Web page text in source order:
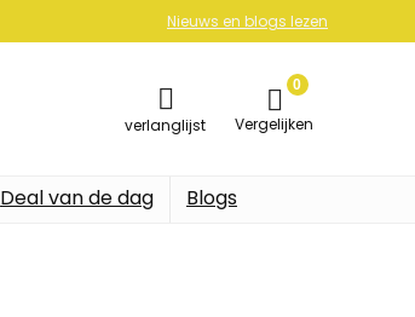
Nieuws en blogs lezen
verlanglijst
0
Vergelijken
Deal van de dag Blogs